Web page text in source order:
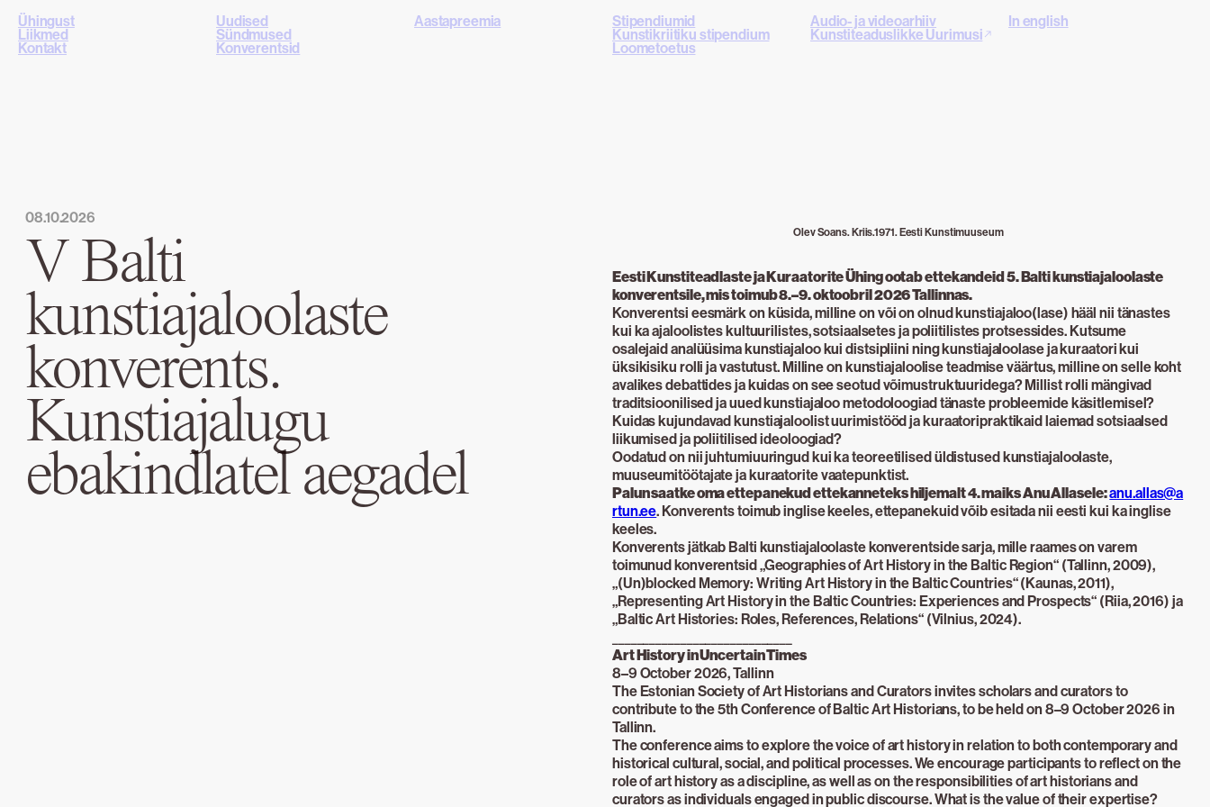
Ühingust
Liikmed
Kontakt
Uudised
Sündmused
Konverentsid
Aastapreemia Stipendiumid
Kunstikriitiku stipendium
Loometoetus
Audio- ja videoarhiiv
Kunstiteaduslikke Uurimusi
In english
08.10.2026
V Balti
kunstiajaloolaste
konverents.
Kunstiajalugu
ebakindlatel aegadel
Olev Soans. Kriis.1971. Eesti Kunstimuuseum
Eesti Kunstiteadlaste ja Kuraatorite Ühing ootab ettekandeid 5. Balti kunstiajaloolaste
konverentsile, mis toimub 8.–9. oktoobril 2026 Tallinnas.
Konverentsi eesmärk on küsida, milline on või on olnud kunstiajaloo(lase) hääl nii tänastes
kui ka ajaloolistes kultuurilistes, sotsiaalsetes ja poliitilistes protsessides. Kutsume
osalejaid analüüsima kunstiajaloo kui distsipliini ning kunstiajaloolase ja kuraatori kui
üksikisiku rolli ja vastutust. Milline on kunstiajaloolise teadmise väärtus, milline on selle koht
avalikes debattides ja kuidas on see seotud võimustruktuuridega? Millist rolli mängivad
traditsioonilised ja uued kunstiajaloo metodoloogiad tänaste probleemide käsitlemisel?
Kuidas kujundavad kunstiajaloolist uurimistööd ja kuraatoripraktikaid laiemad sotsiaalsed
liikumised ja poliitilised ideoloogiad?
Oodatud on nii juhtumiuuringud kui ka teoreetilised üldistused kunstiajaloolaste,
muuseumitöötajate ja kuraatorite vaatepunktist.
Palun saatke oma ettepanekud ettekanneteks hiljemalt 4. maiks Anu Allasele:anu.allas@a
rtun.ee. Konverents toimub inglise keeles, ettepanekuid võib esitada nii eesti kui ka inglise
keeles.
Konverents jätkab Balti kunstiajaloolaste konverentside sarja, mille raames on varem
toimunud konverentsid „Geographies of Art History in the Baltic Region“ (Tallinn, 2009),
„(Un)blocked Memory: Writing Art History in the Baltic Countries“ (Kaunas, 2011),
„Representing Art History in the Baltic Countries: Experiences and Prospects“ (Riia, 2016) ja
„Baltic Art Histories: Roles, References, Relations“ (Vilnius, 2024).
Art History in Uncertain Times
8–9 October 2026, Tallinn
The Estonian Society of Art Historians and Curators invites scholars and curators to
contribute to the 5th Conference of Baltic Art Historians, to be held on 8–9 October 2026 in
Tallinn.
The conference aims to explore the voice of art history in relation to both contemporary and
historical cultural, social, and political processes. We encourage participants to reflect on the
role of art history as a discipline, as well as on the responsibilities of art historians and
curators as individuals engaged in public discourse. What is the value of their expertise?